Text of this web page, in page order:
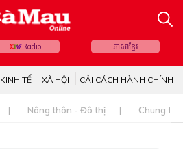
Radio ភាសាខ្មែរ
KINH TẾ XÃ HỘI CẢI CÁCH HÀNH CHÍNH
Nông thôn - Đô thị Chung